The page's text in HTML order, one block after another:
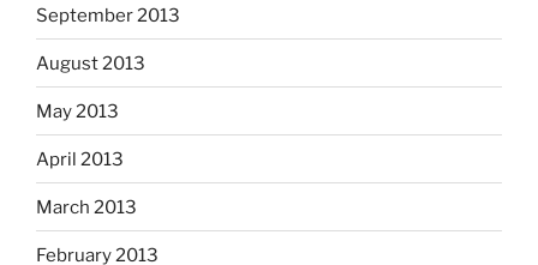
September 2013
August 2013
May 2013
April 2013
March 2013
February 2013